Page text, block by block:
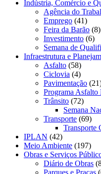
Indústria, Comércio e
Agência do
Emprego (41)
Feira da Barão (8)
Investimento (6)
Semana de
Infraestrutura e
Asfalto (58)
Ciclovia (4)
Pavimentação
Programa Asfalto
Trânsito (72)
Semana
Transporte (69)
Transporte
IPLAN (42)
Meio Ambiente (197)
Obras e Serviços
Diário de Obras